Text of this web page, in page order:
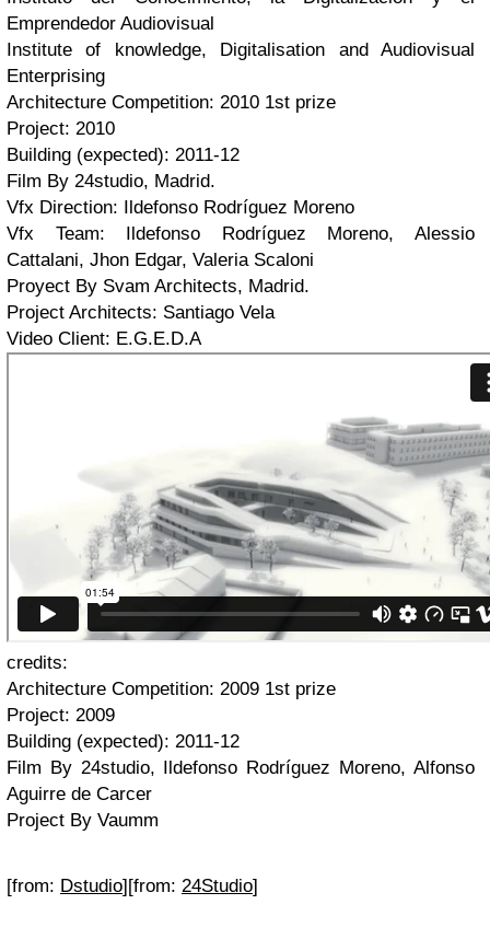
Emprendedor Audiovisual
Institute of knowledge, Digitalisation and Audiovisual
Enterprising
Architecture Competition: 2010 1st prize
Project: 2010
Building (expected): 2011-12
Film By 24studio, Madrid.
Vfx Direction: Ildefonso Rodríguez Moreno
Vfx Team: Ildefonso Rodríguez Moreno, Alessio
Cattalani, Jhon Edgar, Valeria Scaloni
Proyect By Svam Architects, Madrid.
Project Architects: Santiago Vela
Video Client: E.G.E.D.A
credits:
Architecture Competition: 2009 1st prize
Project: 2009
Building (expected): 2011-12
Film By 24studio, Ildefonso Rodríguez Moreno, Alfonso
Aguirre de Carcer
Project By Vaumm
[from: Dstudio][from: 24Studio]